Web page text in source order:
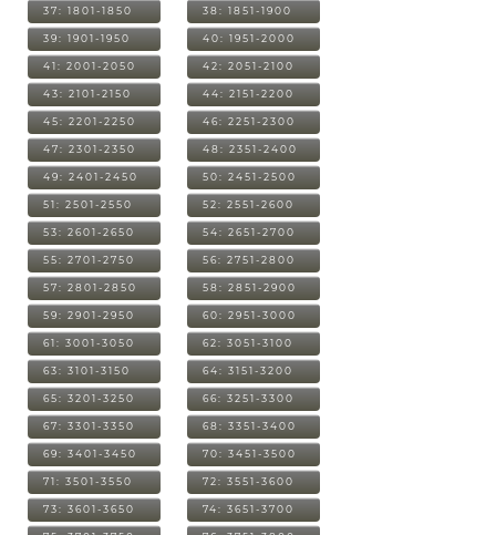
37: 1801-1850 38: 1851-1900
39: 1901-1950 40: 1951-2000
41: 2001-2050 42: 2051-2100
43: 2101-2150 44: 2151-2200
45: 2201-2250 46: 2251-2300
47: 2301-2350 48: 2351-2400
49: 2401-2450 50: 2451-2500
51: 2501-2550 52: 2551-2600
53: 2601-2650 54: 2651-2700
55: 2701-2750 56: 2751-2800
57: 2801-2850 58: 2851-2900
59: 2901-2950 60: 2951-3000
61: 3001-3050 62: 3051-3100
63: 3101-3150 64: 3151-3200
65: 3201-3250 66: 3251-3300
67: 3301-3350 68: 3351-3400
69: 3401-3450 70: 3451-3500
71: 3501-3550 72: 3551-3600
73: 3601-3650 74: 3651-3700